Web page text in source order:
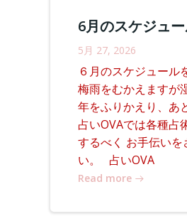
6月のスケジュ
5月 27, 2026
６月のスケジュール
梅雨をむかえますが
年をふりかえり、あ
占いOVAでは各種占
するべく お手伝い
い。 占いOVA
Read more